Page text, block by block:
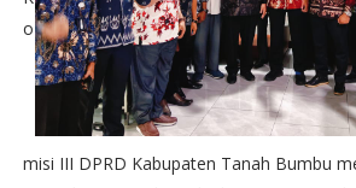
o
misi III DPRD Kabupaten Tanah Bumbu